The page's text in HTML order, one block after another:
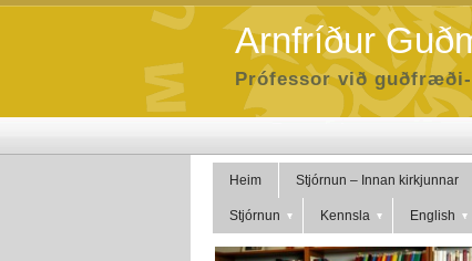
Arnfríður
Prófessor við
Heim Stjórnun – Innan kirkjunnar
Stjórnun Kennsla English